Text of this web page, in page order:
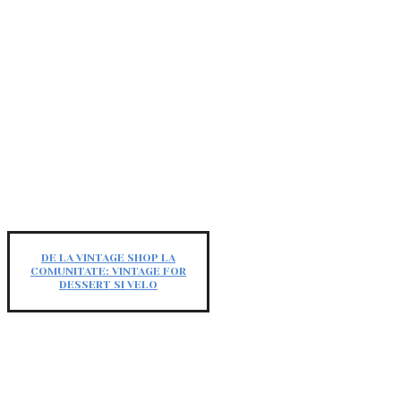
DE LA VINTAGE SHOP LA
COMUNITATE: VINTAGE FOR
DESSERT SI VELO